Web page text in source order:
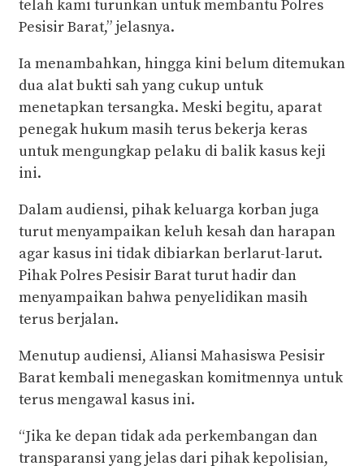
telah kami turunkan untuk membantu Polres
Pesisir Barat,” jelasnya.
Ia menambahkan, hingga kini belum ditemukan
dua alat bukti sah yang cukup untuk
menetapkan tersangka. Meski begitu, aparat
penegak hukum masih terus bekerja keras
untuk mengungkap pelaku di balik kasus keji
ini.
Dalam audiensi, pihak keluarga korban juga
turut menyampaikan keluh kesah dan harapan
agar kasus ini tidak dibiarkan berlarut-larut.
Pihak Polres Pesisir Barat turut hadir dan
menyampaikan bahwa penyelidikan masih
terus berjalan.
Menutup audiensi, Aliansi Mahasiswa Pesisir
Barat kembali menegaskan komitmennya untuk
terus mengawal kasus ini.
“Jika ke depan tidak ada perkembangan dan
transparansi yang jelas dari pihak kepolisian,